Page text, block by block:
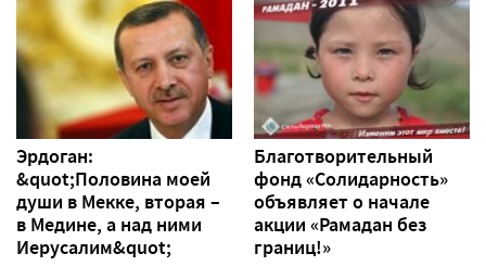
Эрдоган:
&quot;Половина моей
души в Мекке, вторая –
в Медине, а над ними
Иерусалим&quot;
Благотворительный
фонд «Солидарность»
объявляет о начале
акции «Рамадан без
границ!»